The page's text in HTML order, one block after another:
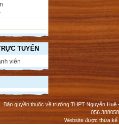
TUYẾN
viên
Bản quyền thuộc về trường THPT Nguyễn
Website được thừa